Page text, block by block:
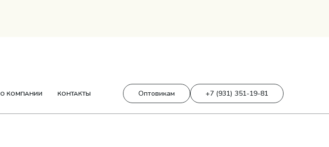
О КОМПАНИИ КОНТАКТЫ Оптовикам +7 (931) 351-19-81